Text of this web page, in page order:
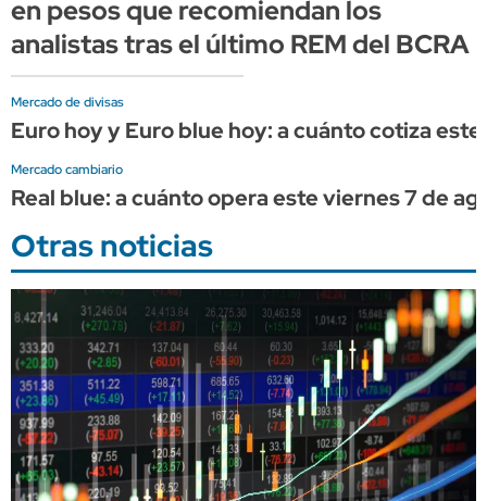
en pesos que recomiendan los
analistas tras el último REM del BCRA
Mercado de divisas
Euro hoy y Euro blue hoy: a cuánto cotiza
Mercado cambiario
Real blue: a cuánto opera este viernes 7 de
Otras noticias